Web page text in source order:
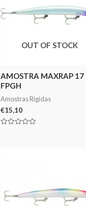
OUT OF STOCK
AMOSTRA MAXRAP 17
FPGH
Amostras Rigidas
€15,10